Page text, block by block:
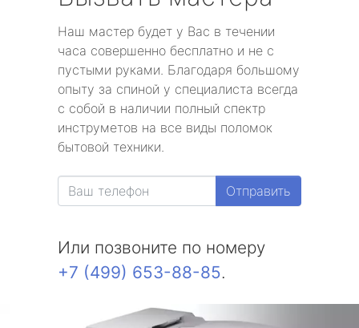
Наш мастер будет у Вас в течении
часа совершенно бесплатно и не с
пустыми руками. Благодаря большому
опыту за спиной у специалиста всегда
с собой в наличии полный спектр
инструметов на все виды поломок
бытовой техники.
Отправить
Или позвоните по номеру
+7 (499) 653-88-85.